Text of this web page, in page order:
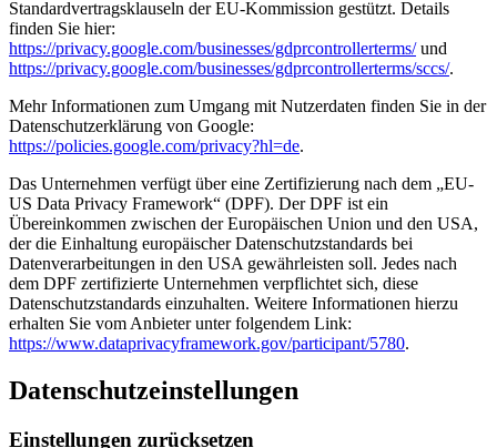
Standardvertragsklauseln der EU-Kommission gestützt. Details
finden Sie hier:
https://privacy.google.com/businesses/gdprcontrollerterms/und
https://privacy.google.com/businesses/gdprcontrollerterms/sccs/.
Mehr Informationen zum Umgang mit Nutzerdaten finden Sie in der
Datenschutzerklärung von Google:
https://policies.google.com/privacy?hl=de.
Das Unternehmen verfügt über eine Zertifizierung nach dem „EU-
US Data Privacy Framework“ (DPF). Der DPF ist ein
Übereinkommen zwischen der Europäischen Union und den USA,
der die Einhaltung europäischer Datenschutzstandards bei
Datenverarbeitungen in den USA gewährleisten soll. Jedes nach
dem DPF zertifizierte Unternehmen verpflichtet sich, diese
Datenschutzstandards einzuhalten. Weitere Informationen hierzu
erhalten Sie vom Anbieter unter folgendem Link:
https://www.dataprivacyframework.gov/participant/5780.
Datenschutz­einstellungen
Einstellungen zurücksetzen